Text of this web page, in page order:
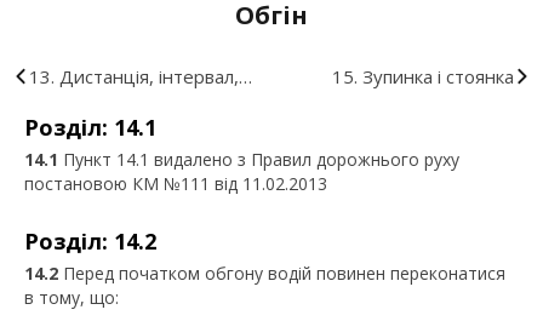
Обгін
13. Дистанція, інтервал,
15. Зупинка і стоянка
Розділ: 14.1
14.1 Пункт 14.1 видалено з Правил дорожнього руху
постановою КМ №111 від 11.02.2013
Розділ: 14.2
14.2 Перед початком обгону водій повинен переконатися
в тому, що: